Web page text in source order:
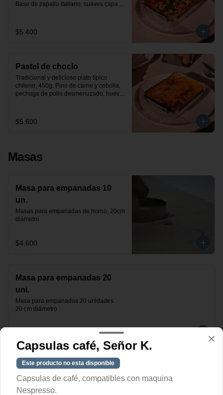
Base de zapallo italiano, suaves capas
$5.400
Pastel de choclo
Tradicional y delicioso plato típico
chileno, 450g. Pino de carne y cebolla,
pechuga de pollo desmenuzado, huevo,
$5.600
Masas
Masa para empanadas 10
un.
Masas para empanadas de horno, 20cm
diámetro
$4.600
Masa para empanadas 20
uni.
Masa para empanadas 20 unidades.
20 cm diámetro
Masas para empanadas de
cóctel 20 un.
Masa para empanadas de horno en
Capsulas café, Señor K.
Este producto no esta disponible
Capsulas de café, compatibles con maquina
Nespresso.